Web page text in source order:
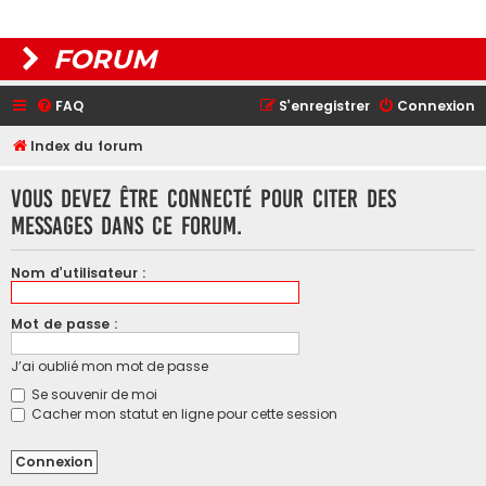
FORUM
FAQ Connexion
S’enregistrer
Index du forum
Vous devez être connecté pour citer des
messages dans ce forum.
Nom d’utilisateur :
Mot de passe :
J’ai oublié mon mot de passe
Se souvenir de moi
Cacher mon statut en ligne pour cette session